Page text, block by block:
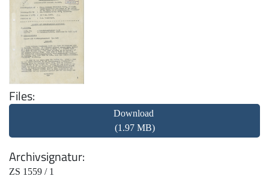
Files
Download
(1.97 MB)
Archivsignatur
ZS 1559 / 1